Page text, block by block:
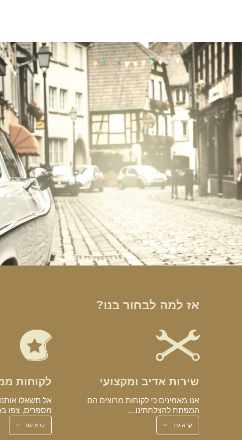
אז למה לבחור בנו?
שירות אדיב ומקצועי
אנו מאמינים כי לקוחות מרוצים הם
המפתח להצלחתינו…
קרא עוד
לקוחות
אל תשאלו
מספרים, צפו
קרא עוד